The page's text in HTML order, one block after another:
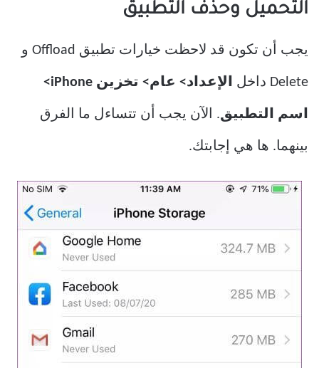
التحميل وحذف التطبيق
يجب أن تكون قد لاحظت خيارات تطبيق Offload و
Delete داخل الإعداد> عام> تخزين iPhone>
اسم التطبيق. الآن يجب أن تتساءل ما الفرق
بينهما. ها هي إجابتك.